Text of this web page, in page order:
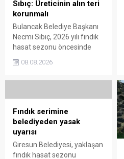
Sıbıç: Üreticinin alın teri
korunmalı
Bulancak Belediye Başkanı
Necmi Sıbıç, 2026 yılı fındık
hasat sezonu öncesinde
Sıbıç, fındığın gerçek
karşılığını almasının büyük
önem taşıdığını söyledi.
08.08.2026
Fındık serimine
belediyeden yasak
uyarısı
Giresun Belediyesi, yaklaşan
fındık hasat sezonu